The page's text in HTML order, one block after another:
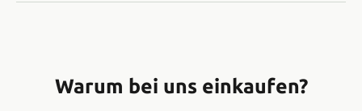
Warum bei uns einkaufen?